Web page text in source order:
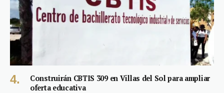
Construirán CBTIS 309 en Villas del Sol para ampliar
oferta educativa